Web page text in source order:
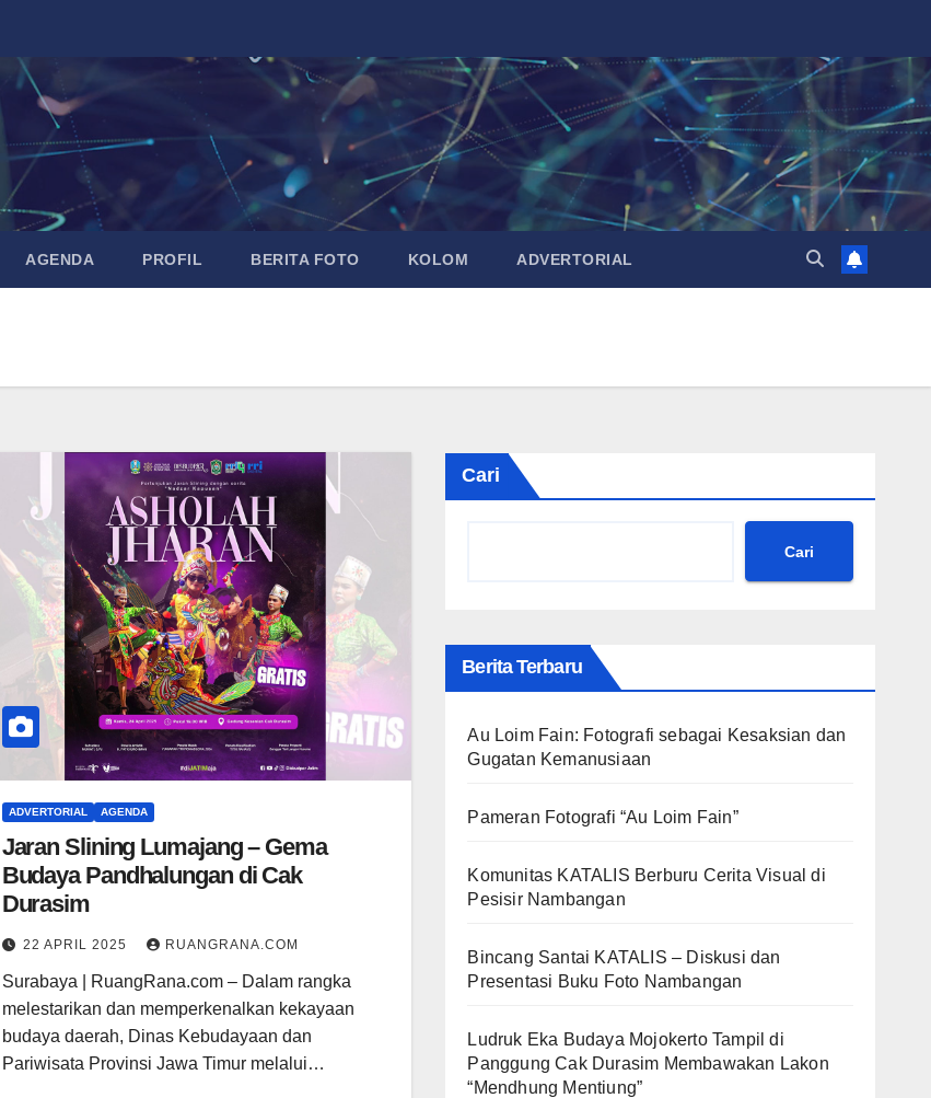
AGENDA PROFIL BERITA FOTO KOLOM ADVERTORIAL
ADVERTORIAL AGENDA
Jaran Slining Lumajang – Gema
Budaya Pandhalungan di Cak
Durasim
22 APRIL 2025 RUANGRANA.COM
Surabaya | RuangRana.com – Dalam rangka
melestarikan dan memperkenalkan kekayaan
budaya daerah, Dinas Kebudayaan dan
Pariwisata Provinsi Jawa Timur melalui…
Cari
Cari
Berita Terbaru
Au Loim Fain: Fotografi sebagai Kesaksian dan
Gugatan Kemanusiaan
Pameran Fotografi “Au Loim Fain”
Komunitas KATALIS Berburu Cerita Visual di
Pesisir Nambangan
Bincang Santai KATALIS – Diskusi dan
Presentasi Buku Foto Nambangan
Ludruk Eka Budaya Mojokerto Tampil di
Panggung Cak Durasim Membawakan Lakon
“Mendhung Mentiung”